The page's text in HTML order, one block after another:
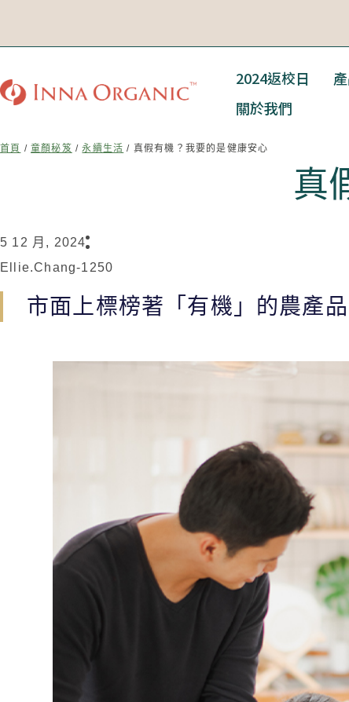
2024返校日
關於我們
首頁 /童顏秘笈 /永續生活 / 真假有機？我要的是健康安心
真
5 12 月, 2024
Ellie.chang-1250
市面上標榜著「有機」的農產